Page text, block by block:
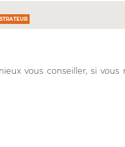
vous conseiller, si